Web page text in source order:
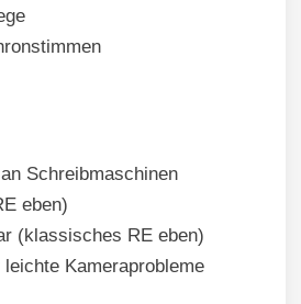
Schreibmaschinen
eben)
(klassisches RE eben)
leichte Kameraprobleme